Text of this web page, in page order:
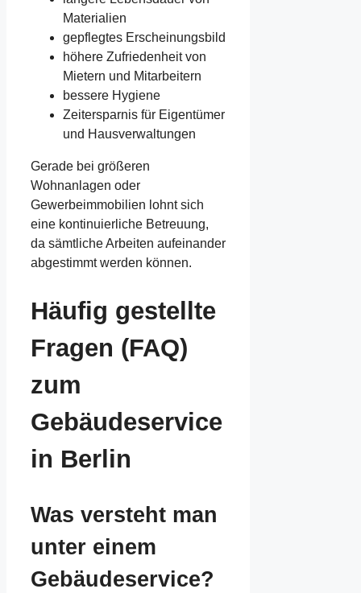
Materialien
gepflegtes Erscheinungsbild
höhere Zufriedenheit von
Mietern und Mitarbeitern
bessere Hygiene
Zeitersparnis für Eigentümer
und Hausverwaltungen
Gerade bei größeren
Wohnanlagen oder
Gewerbeimmobilien lohnt sich
eine kontinuierliche Betreuung,
da sämtliche Arbeiten aufeinander
abgestimmt werden können.
Häufig gestellte
Fragen (FAQ)
zum
Gebäudeservice
in Berlin
Was versteht man
unter einem
Gebäudeservice?